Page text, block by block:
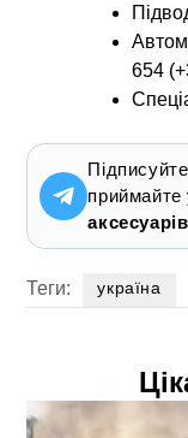
654
приймайте
Теги: україна